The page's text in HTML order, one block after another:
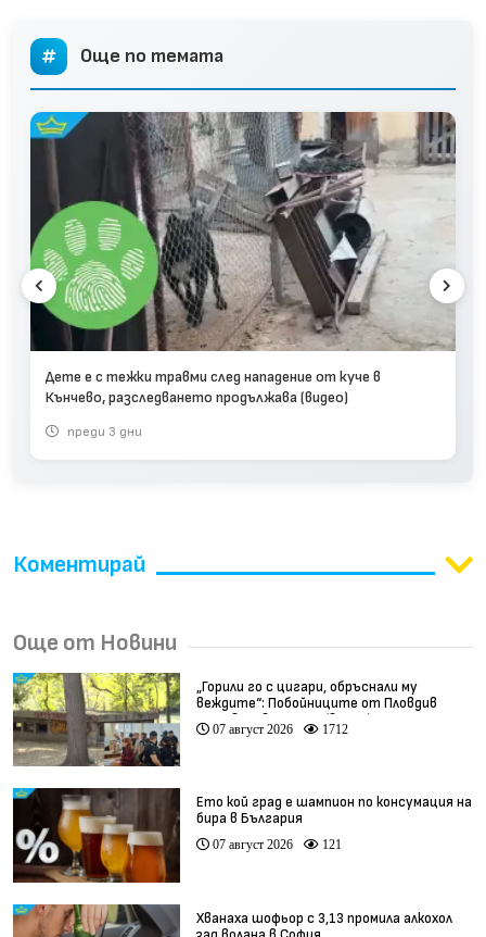
Още по темата
Дете e с тежки травми след нападение от куче в
Кънчево, разследването продължава (видео)
преди 3 дни
Коментирай
Още от Новини
„Горили го с цигари, обръснали му
веждите“: Побойниците от Пловдив
остават в ареста (видео)
07 август 2026 1712
Ето кой град е шампион по консумация на
бира в България
07 август 2026 121
Хванаха шофьор с 3,13 промила алкохол